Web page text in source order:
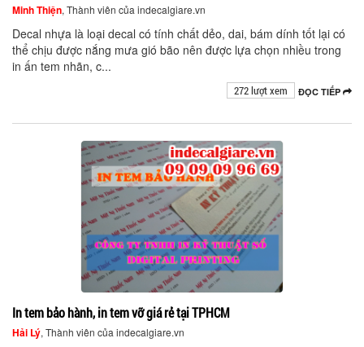
Minh Thiện, Thành viên của indecalgiare.vn
Decal nhựa là loại decal có tính chất dẻo, dai, bám dính tốt lại có
thể chịu được nắng mưa gió bão nên được lựa chọn nhiều trong
in ấn tem nhãn, c...
ĐỌC TIẾP
272 lượt xem
In tem bảo hành, in tem vỡ giá rẻ tại TPHCM
Hải Lý, Thành viên của indecalgiare.vn